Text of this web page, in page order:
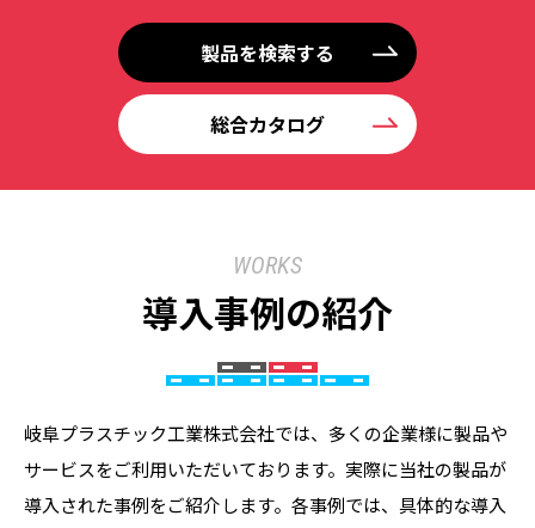
製品を検索する
総合カタログ
WORKS
導入事例の紹介
岐阜プラスチック工業株式会社では、多くの企業様に製品や
サービスをご利用いただいております。実際に当社の製品が
導入された事例をご紹介します。各事例では、具体的な導入